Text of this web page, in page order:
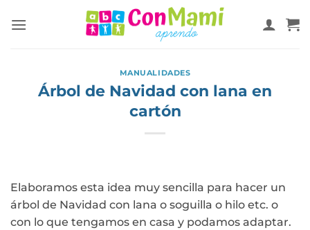
MANUALIDADES
Árbol de Navidad con lana en
cartón
Elaboramos esta idea muy sencilla para hacer un
árbol de Navidad con lana o soguilla o hilo etc. o
con lo que tengamos en casa y podamos adaptar.